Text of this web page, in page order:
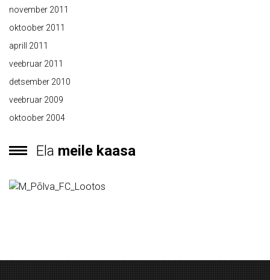
november 2011
oktoober 2011
aprill 2011
veebruar 2011
detsember 2010
veebruar 2009
oktoober 2004
Ela meile kaasa